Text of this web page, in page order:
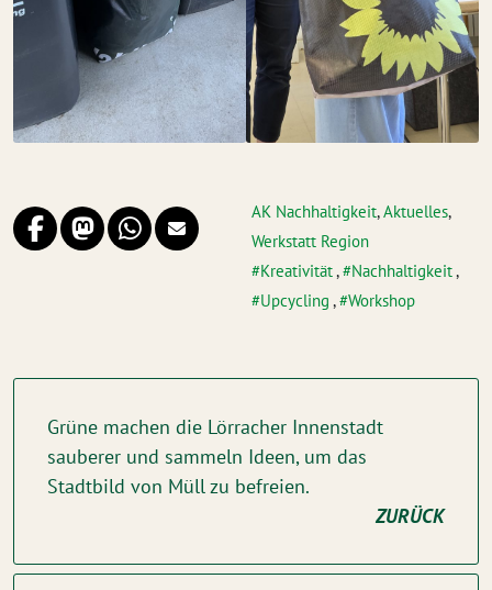
AK Nachhaltigkeit,Aktuelles,
Werkstatt Region
Kreativität, Nachhaltigkeit,
Upcycling , Workshop
Grüne machen die Lörracher Innenstadt
sauberer und sammeln Ideen, um das
Stadtbild von Müll zu befreien.
ZURÜCK